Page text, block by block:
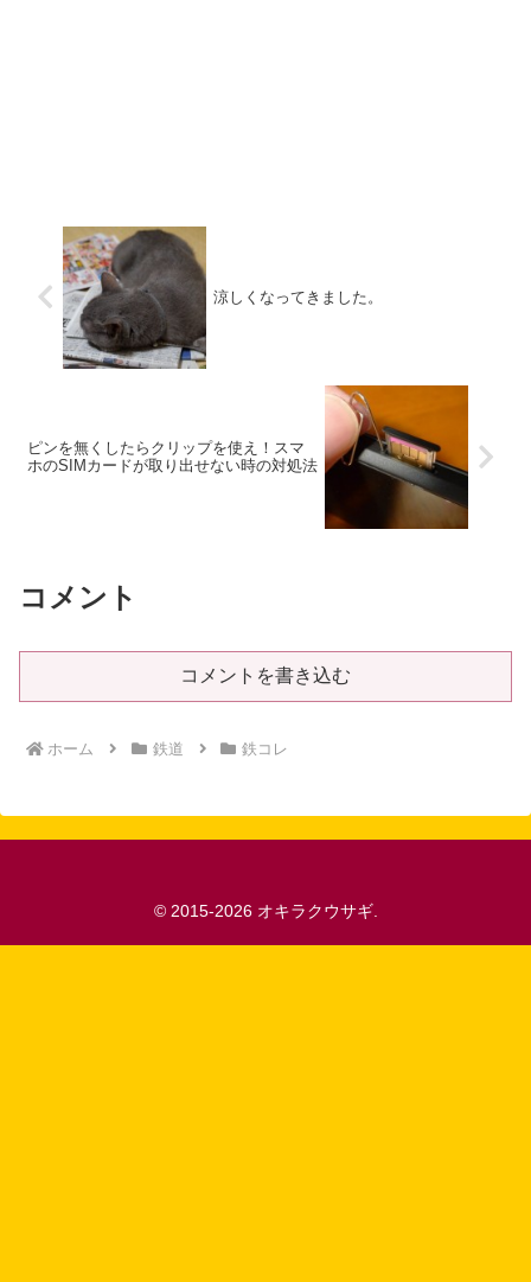
涼しくなってきました。
ピンを無くしたらクリップを使え！スマ
ホのSIMカードが取り出せない時の対処法
コメント
コメントを書き込む
ホーム 鉄道 鉄コレ
© 2015-2026 オキラクウサギ.